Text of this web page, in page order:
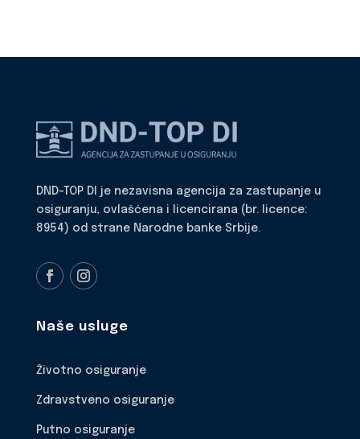
DND-TOP DI je nezavisna agencija za zastupanje u
osiguranju, ovlašćena i licencirana (br. licence:
8954) od strane Narodne banke Srbije.
Naše usluge
Životno osiguranje
Zdravstveno osiguranje
Putno osiguranje